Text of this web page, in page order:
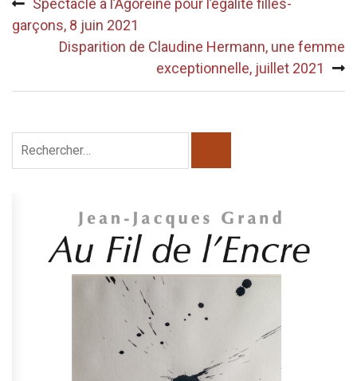
Spectacle à l’Agoreine pour l’égalité filles-
garçons, 8 juin 2021
Disparition de Claudine Hermann, une femme
exceptionnelle, juillet 2021